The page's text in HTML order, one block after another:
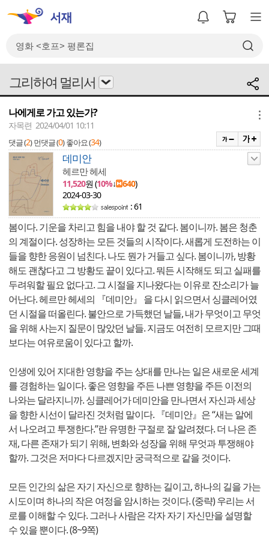
그리하여 멀리서
나에게로 가고 있는가?
자목련 2024/04/01 10:11
댓글 (2) 먼댓글 (0) 좋아요 (34)
데미안
헤르만 헤세
11,520원 (10%↓ 640)
2024-03-30
: 61
봄이다. 기운을 차리고 힘을 내야 할 것 같다. 봄이니까. 봄은 청춘
의 계절이다. 성장하는 모든 것들의 시작이다. 새롭게 도전하는 이
들을 향한 응원이 넘친다. 나도 뭔가 거들고 싶다. 봄이니까, 방황
해도 괜찮다고 그 방황도 끝이 있다고. 뭐든 시작해도 되고 실패를
두려워할 필요 없다고. 그 시절을 지나왔다는 이유로 잔소리가 늘
어난다. 헤르만 헤세의 『데미안』 을 다시 읽으면서 싱클레어였
던 시절을 떠올린다. 불안으로 가득했던 날들, 내가 무엇이고 무엇
을 위해 사는지 질문이 많았던 날들. 지금도 여전히 모르지만 그때
보다는 여유로움이 있다고 할까.
인생에 있어 지대한 영향을 주는 상대를 만나는 일은 새로운 세계
를 경험하는 일이다. 좋은 영향을 주든 나쁜 영향을 주든 이전의
나와는 달라지니까. 싱클레어가 데미안을 만나면서 자신과 세상
을 향한 시선이 달라진 것처럼 말이다. 『데미안』은 “새는 알에
서 나오려고 투쟁한다.”란 유명한 구절로 잘 알려졌다. 더 나은 존
재, 다른 존재가 되기 위해, 변화와 성장을 위해 무엇과 투쟁해야
할까. 그것은 저마다 다르겠지만 궁극적으로 같을 것이다.
모든 인간의 삶은 자기 자신으로 향하는 길이고, 하나의 길을 가는
시도이며 하나의 작은 여정을 암시하는 것이다. (중략) 우리는 서
로를 이해할 수 있다. 그러나 사람은 각자 자기 자신만을 설명할
수 있을 뿐이다. (8~9쪽)